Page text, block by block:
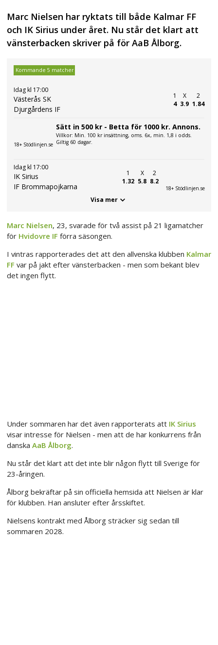
Marc Nielsen har ryktats till både Kalmar FF
och IK Sirius under året. Nu står det klart att
vänsterbacken skriver på för AaB Ålborg.
Kommande 5 matcher
Idag kl 17:00
Västerås SK
Djurgårdens IF
1
4
X
3.9
2
1.84
18+ Stödlinjen.se
Sätt in 500 kr - Betta för 1000 kr. Annons.
Villkor: Min. 100 kr insättning, oms. 6x, min. 1,8 i odds.
Giltig 60 dagar.
Idag kl 17:00
IK Sirius
IF Brommapojkarna
1
1.32
X
5.8
2
8.2
18+ Stödlinjen.se
Visa mer
Marc Nielsen, 23, svarade för två assist på 21 ligamatcher
för Hvidovre IF förra säsongen.
I vintras rapporterades det att den allvenska klubben Kalmar
FF var på jakt efter vänsterbacken - men som bekant blev
det ingen flytt.
Under sommaren har det även rapporterats att IK Sirius
visar intresse för Nielsen - men att de har konkurrens från
danska AaB Ålborg.
Nu står det klart att det inte blir någon flytt till Sverige för
23-åringen.
Ålborg bekräftar på sin officiella hemsida att Nielsen är klar
för klubben. Han ansluter efter årsskiftet.
Nielsens kontrakt med Ålborg sträcker sig sedan till
sommaren 2028.